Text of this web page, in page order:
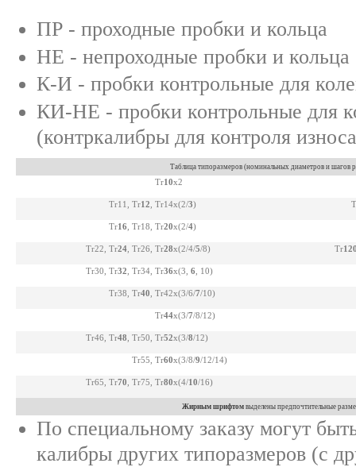
ПР - проходные пробки и кольца
НЕ - непроходные пробки и кольца
К-И - пробки контрольные для
КИ-НЕ - пробки контрольные для
(контркалибры для контроля
Таблица типоразмеров (номинальных диаметров и шагов
Tr10x2
Tr11, Tr12 , Tr14x(2/3)
Tr16 , Tr18, Tr20x(2/4)
Tr22, Tr24 , Tr26, Tr28x(2/4/5/8) Tr
Tr30, Tr32 , Tr34, Tr36x(3, 6 , 10)
Tr38, Tr40 , Tr42x(3/6/7/10)
Tr44x(3/7/8/12)
Tr46, Tr48 , Tr50, Tr52x(3/8/12)
Tr55, Tr60x(3/8/9/12/14)
Tr65, Tr70 , Tr75, Tr80x(4/10/16)
Жирным шрифтомвыделены предпочтительные
По специальному заказу могут
калибры других типоразмеров (с